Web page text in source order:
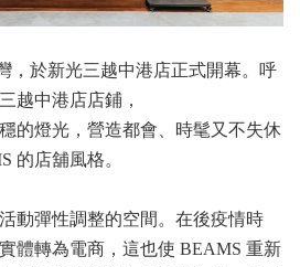
，於新光三越中港店正式開幕。呼
越中港店店鋪，
的燈光，營造都會、時髦又不失休
的店舖風格。
動彈性調整的空間。在後疫情時
體轉為電商，這也使 BEAMS 重新